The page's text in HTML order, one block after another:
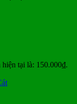
hiện tại là: 150.000₫.